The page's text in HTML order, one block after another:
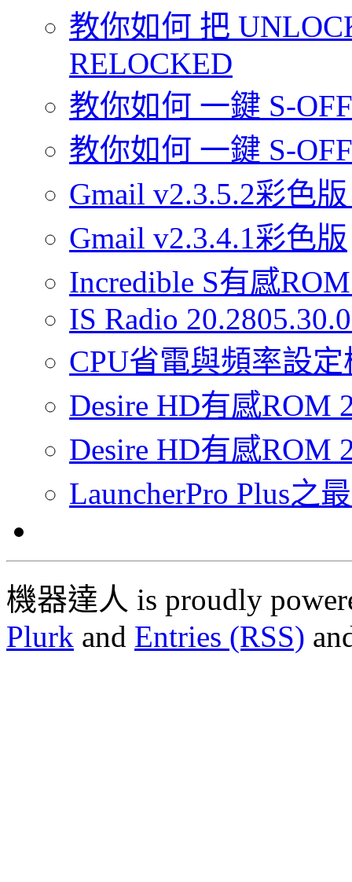
教你如何 把
RELOCKED
教你如何 一鍵 S-
教你如何 一鍵 S-
Gmail v2.3.5.2彩色
Gmail v2.3.4.1彩色版
Incredible S有感
IS Radio
CPU省電與頻率設定
Desire HD有感ROM
Desire HD有感ROM
LauncherPro Plus之
機器達人 is proudly
Plurk and Entries (RSS)